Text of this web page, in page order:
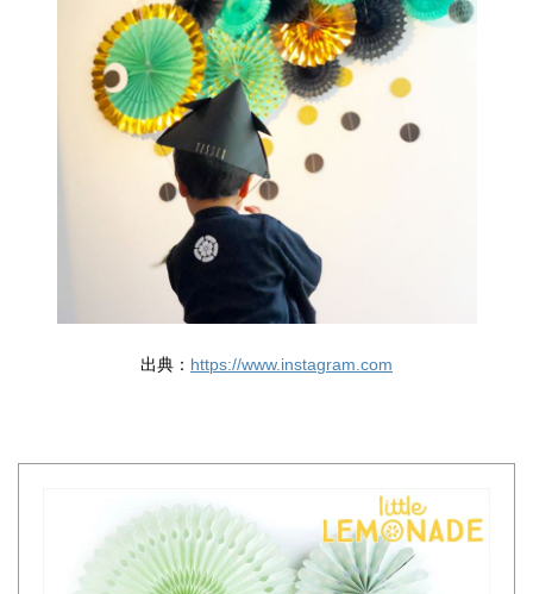
出典： https://www.instagram.com